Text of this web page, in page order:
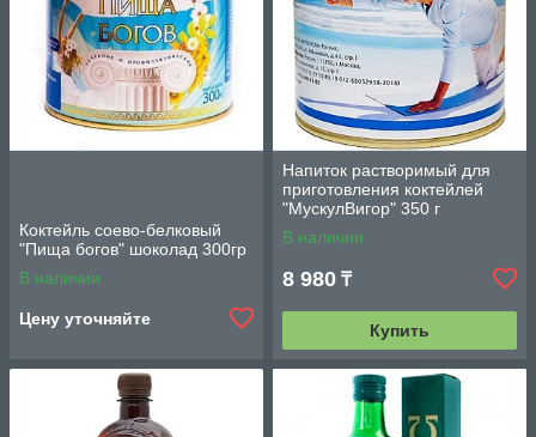
работаем с клиентами, проживающими в разных
регионах Казахстана
Возможность быстрого оформления заказа. Мы
ценим время клиентов, поэтому оформить заказ на
нашем сайте можно очень быстро.
Коктейль соево-белковый
"Пища богов" шоколад 300гр
В наличии
Цену уточняйте
Напиток растворимый для
приготовления коктейлей
"МускулВигор" 350 г
В наличии
8 980 ₸
Купить